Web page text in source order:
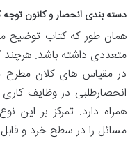
دسته بندی انحصار و کانون توجه
همان طور که کتاب توضیح
متعددی داشته باشد.
در مقیاس های کلان مطرح
انحصارطلبی در وظایف
همراه دارد. تمرکز بر این
مسائل را در سطح خرد و